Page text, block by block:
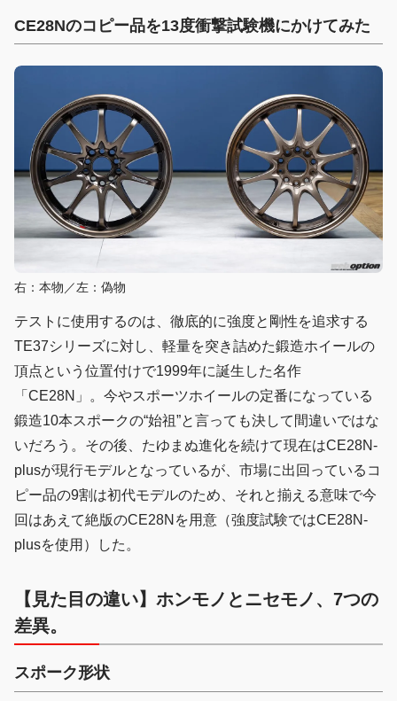
CE28Nのコピー品を13度衝撃試験機にかけてみた
右：本物／左：偽物
テストに使用するのは、徹底的に強度と剛性を追求する
TE37シリーズに対し、軽量を突き詰めた鍛造ホイールの
頂点という位置付けで1999年に誕生した名作
「CE28N」。今やスポーツホイールの定番になっている
鍛造10本スポークの“始祖”と言っても決して間違いではな
いだろう。その後、たゆまぬ進化を続けて現在はCE28N-
plusが現行モデルとなっているが、市場に出回っているコ
ピー品の9割は初代モデルのため、それと揃える意味で今
回はあえて絶版のCE28Nを用意（強度試験ではCE28N-
plusを使用）した。
【見た目の違い】ホンモノとニセモノ、7つの
差異。
スポーク形状